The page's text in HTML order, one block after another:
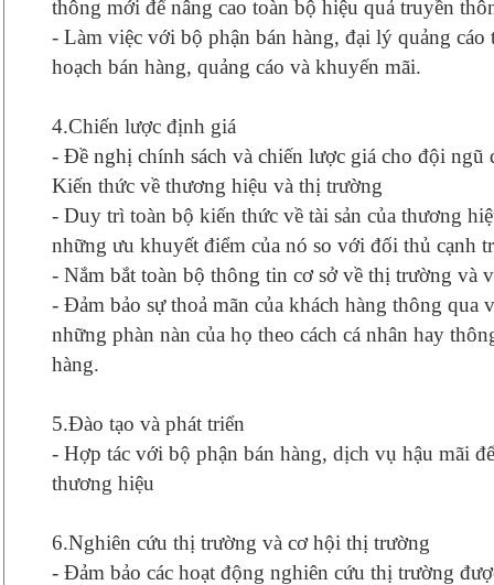
thông mới để nâng cao toàn bộ hiệu quả truyền
- Làm việc với bộ phận bán hàng, đại lý quảng cáo
hoạch bán hàng, quảng cáo và khuyến mãi.
4.Chiến lược định giá
- Đề nghị chính sách và chiến lược giá cho đội ngũ
Kiến thức về thương hiệu và thị trường
- Duy trì toàn bộ kiến thức về tài sản của thương
những ưu khuyết điểm của nó so với đối thủ cạnh
- Nắm bắt toàn bộ thông tin cơ sở về thị trường và
- Đảm bảo sự thoả mãn của khách hàng thông qua
những phàn nàn của họ theo cách cá nhân hay
hàng.
5.Đào tạo và phát triển
- Hợp tác với bộ phận bán hàng, dịch vụ hậu mãi
thương hiệu
6.Nghiên cứu thị trường và cơ hội thị trường
- Đảm bảo các hoạt động nghiên cứu thị trường